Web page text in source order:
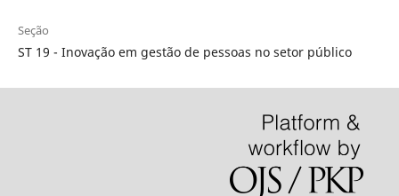
Seção
ST 19 - Inovação em gestão de pessoas no setor público